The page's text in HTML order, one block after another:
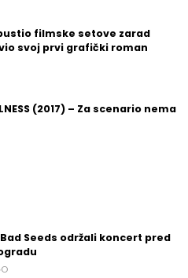
filmske setove zarad
svoj prvi grafički roman
(2017) – Za scenario nema
Seeds održali koncert pred